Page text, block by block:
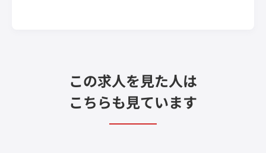
この求人を見た人は
こちらも見ています